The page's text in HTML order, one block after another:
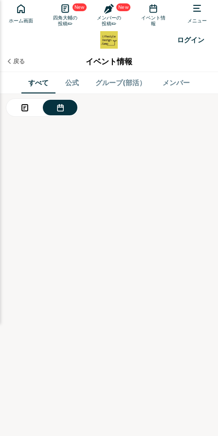
ホーム画面
New
四角大輔の
投稿✏️
New
メンバーの
投稿✏️
イベント情
報
メニュー
ログイン
戻る イベント情報
すべて 公式 グループ(部活） メンバー